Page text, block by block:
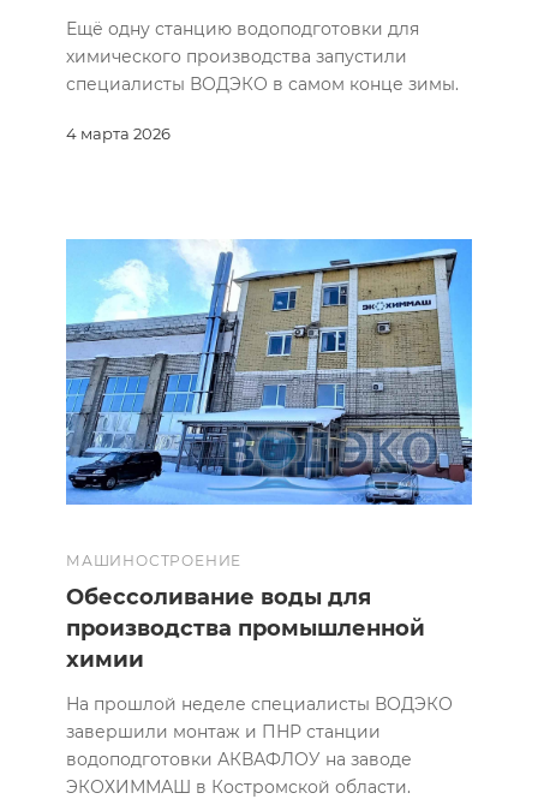
4 марта 2026
Ещё одну станцию водоподготовки для
химического производства запустили
специалисты ВОДЭКО в самом конце зимы.
МАШИНОСТРОЕНИЕ
Обессоливание воды для
производства промышленной
химии
На прошлой неделе специалисты ВОДЭКО
завершили монтаж и ПНР станции
водоподготовки АКВАФЛОУ на заводе
ЭКОХИММАШ в Костромской области.